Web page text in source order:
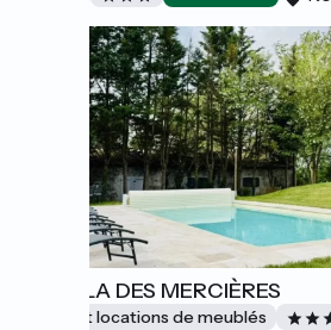
LA VILLA DES MERCIÈRES
Gîtes et locations de meublés